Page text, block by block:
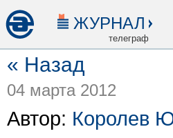
ЖУРНАЛ
телеграф
« Назад
04 марта 2012
Автор: Королев